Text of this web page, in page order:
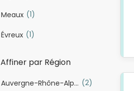
Meaux (1)
Évreux (1)
Affiner par Région
Auvergne-Rhône-Alpes (2)